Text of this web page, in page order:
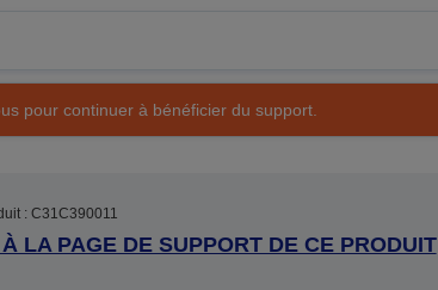
pour continuer à bénéficier du support.
: C31C390011
LA PAGE DE SUPPORT DE CE PRODUIT